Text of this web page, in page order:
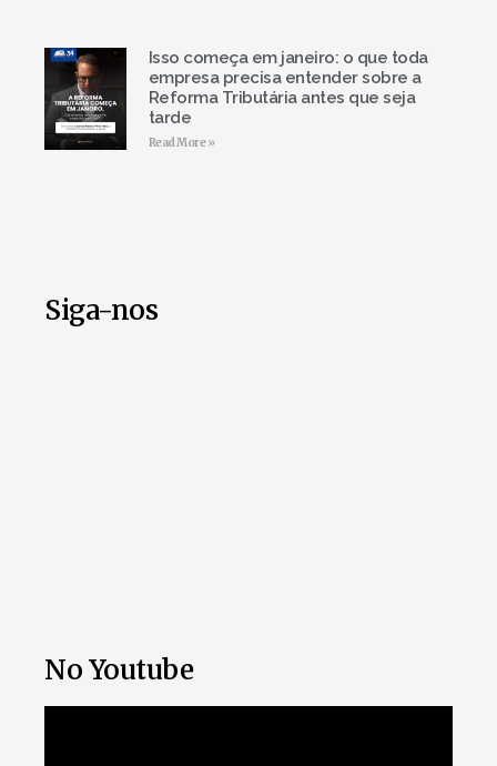
Isso começa em janeiro: o que toda
empresa precisa entender sobre a
Reforma Tributária antes que seja
tarde
Read More »
Siga-nos
No Youtube